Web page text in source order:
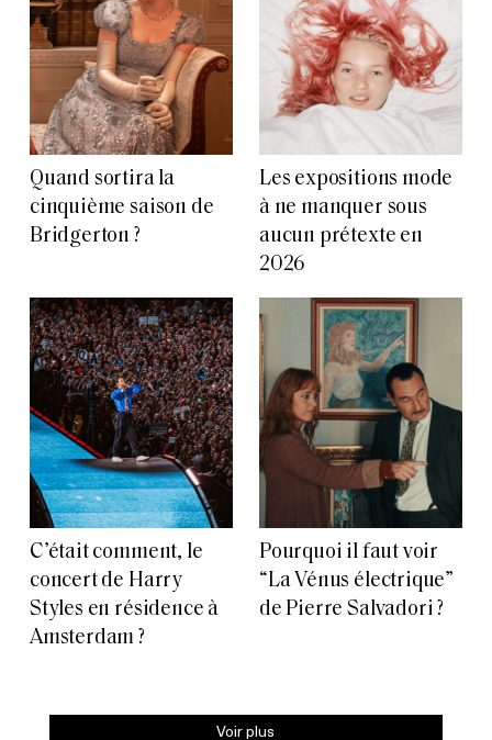
Quand sortira la
cinquième saison de
Bridgerton ?
Les expositions mode
à ne manquer sous
aucun prétexte en
2026
C’était comment, le
concert de Harry
Styles en résidence à
Amsterdam ?
Pourquoi il faut voir
“La Vénus électrique”
de Pierre Salvadori ?
Voir plus